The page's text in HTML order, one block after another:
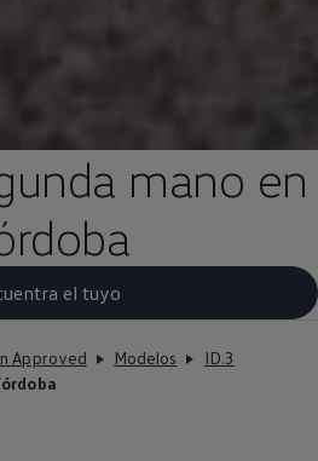
mano en
el tuyo
Approved Modelos
ID.3